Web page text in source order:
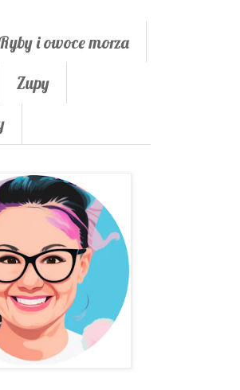
Ryby i owoce morza
Zupy